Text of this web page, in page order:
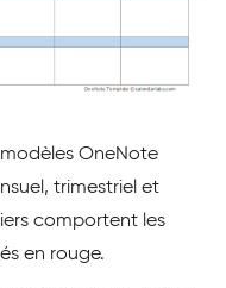
OneNote
trimestriel et
comportent les
en rouge.